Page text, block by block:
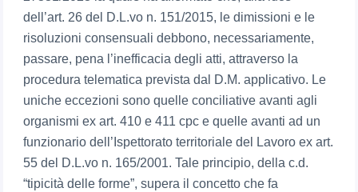
dell’art. 26 del D.L.vo n. 151/2015, le dimissioni e le
risoluzioni consensuali debbono, necessariamente,
passare, pena l’inefficacia degli atti, attraverso la
procedura telematica prevista dal D.M. applicativo. Le
uniche eccezioni sono quelle conciliative avanti agli
organismi ex art. 410 e 411 cpc e quelle avanti ad un
funzionario dell’Ispettorato territoriale del Lavoro ex art.
55 del D.L.vo n. 165/2001. Tale principio, della c.d.
“tipicità delle forme”, supera il concetto che fa